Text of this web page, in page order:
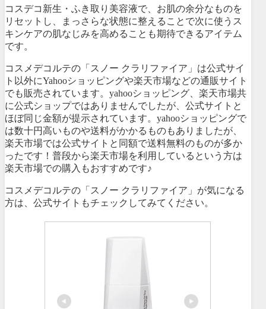
コスデコ新生・ふき取り美容液で、お肌の余分なものを
リセットし、まっさらな状態に整えることで次に使うス
キンケアの肌なじみを高めることも期待できるアイテム
です。
コスメデコルテの「スノー クラリファイア」は公式サイ
ト以外にYahooショッピングや楽天市場などの通販サイト
でも販売されています。yahooショッピング、楽天市場共
に公式ショップではありませんでしたが、公式サイトと
ほぼ同じ金額が提示されています。yahooショッピングで
は数十円高いものや送料がかかるものもありましたが、
楽天市場では公式サイトと同額で送料無料のものが多か
ったです！普段から楽天市場を利用しているという方は
楽天市場での購入もおすすめです♪
コスメデコルテの「スノー クラリファイア」が気になる
方は、公式サイトもチェックしてみてください。